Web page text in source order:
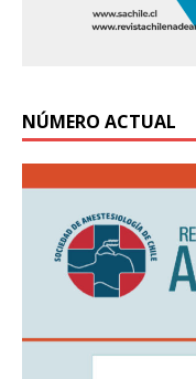
NÚMERO ACTUAL